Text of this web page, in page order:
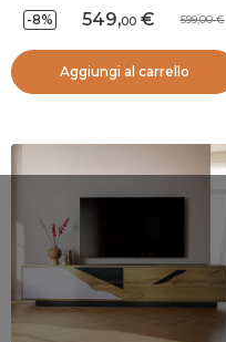
-8% 549,00 599,00
Aggiungi al carrello